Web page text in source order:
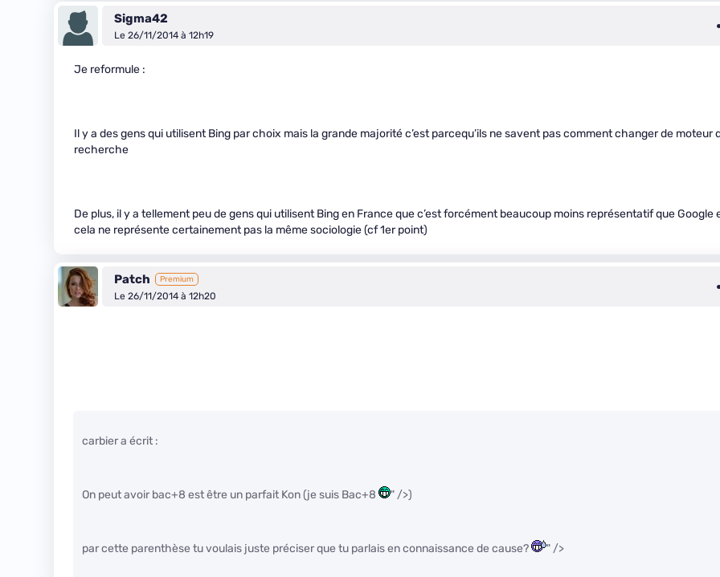
Sigma42
Le 26/11/2014 à 12h19
Je reformule :
Il y a des gens qui utilisent Bing par choix mais la grande majorité c’est parcequ’ils ne savent pas comment changer de moteur
recherche
De plus, il y a tellement peu de gens qui utilisent Bing en France que c’est forcément beaucoup moins représentatif que Google
cela ne représente certainement pas la même sociologie (cf 1er point)
Patch Premium
Le 26/11/2014 à 12h20
carbier a écrit :
On peut avoir bac+8 est être un parfait Kon (je suis Bac+8 " />)
par cette parenthèse tu voulais juste préciser que tu parlais en connaissance de cause? " />